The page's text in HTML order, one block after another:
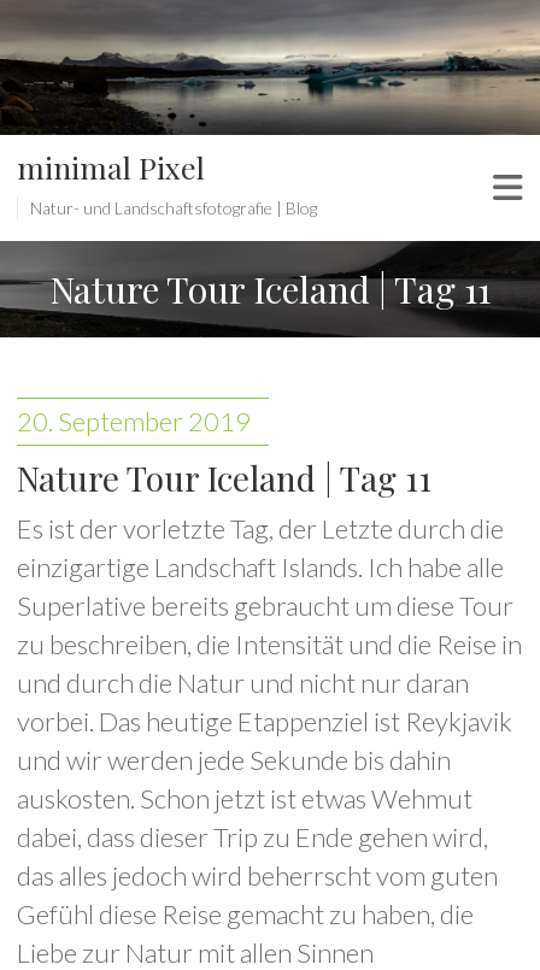
minimal Pixel
Natur- und Landschaftsfotografie | Blog
Nature Tour Iceland | Tag 11
20. September 2019
Nature Tour Iceland | Tag 11
Es ist der vorletzte Tag, der Letzte durch die
einzigartige Landschaft Islands. Ich habe alle
Superlative bereits gebraucht um diese Tour
zu beschreiben, die Intensität und die Reise in
und durch die Natur und nicht nur daran
vorbei. Das heutige Etappenziel ist Reykjavik
und wir werden jede Sekunde bis dahin
auskosten. Schon jetzt ist etwas Wehmut
dabei, dass dieser Trip zu Ende gehen wird,
das alles jedoch wird beherrscht vom guten
Gefühl diese Reise gemacht zu haben, die
Liebe zur Natur mit allen Sinnen